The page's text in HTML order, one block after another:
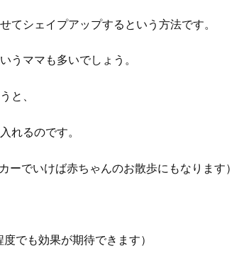
てシェイプアップするという方法です。
うママも多いでしょう。
と、
れるのです。
ーでいけば赤ちゃんのお散歩にもなります）
でも効果が期待できます）